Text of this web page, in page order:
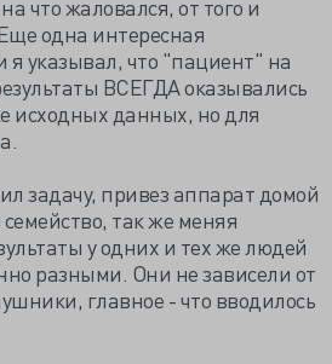
что жаловался, от того и
одна интересная
я указывал, что "пациент" на
ВСЕГДА оказывались
исходных данных, но для
задачу, привез аппарат домой
так же меняя
у одних и тех же людей
разными. Они не зависели от
главное - что вводилось